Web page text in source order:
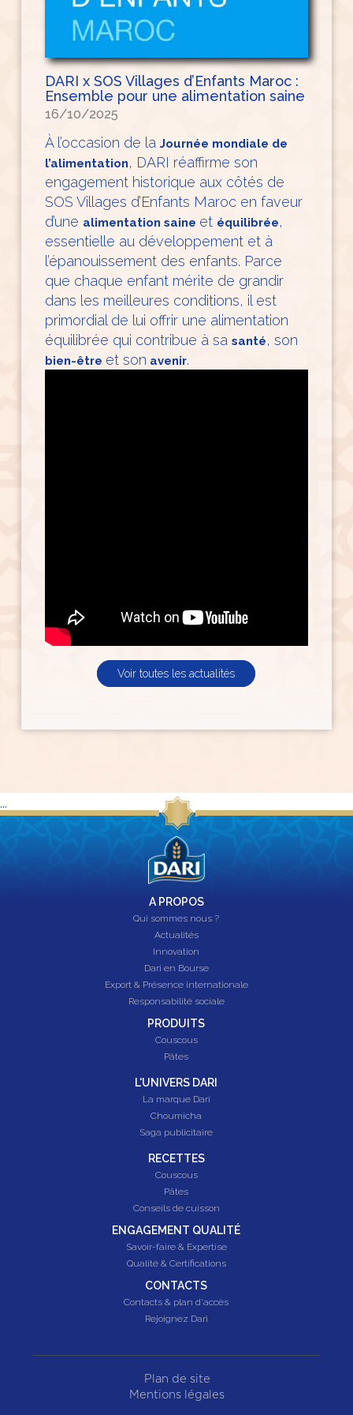
DARI x SOS Villages d’Enfants Maroc :
Ensemble pour une alimentation saine
16/10/2025
À l’occasion de la Journée mondiale de
l’alimentation, DARI réaffirme son
engagement historique aux côtés de
SOS Villages d’Enfants Maroc en faveur
d’une alimentation saine et équilibrée,
essentielle au développement et à
l’épanouissement des enfants. Parce
que chaque enfant mérite de grandir
dans les meilleures conditions, il est
primordial de lui offrir une alimentation
équilibrée qui contribue à sa santé, son
bien-être et son avenir.
Voir toutes les actualités
...
A PROPOS
Qui sommes nous ?
Actualités
Innovation
Dari en Bourse
Export & Présence internationale
Responsabilité sociale
PRODUITS
Couscous
Pâtes
L'UNIVERS DARI
La marque Dari
Choumicha
Saga publicitaire
CONTACTS
Contacts & plan d'accès
Rejoignez Dari
ENGAGEMENT QUALITÉ
Savoir-faire & Expertise
Qualité & Certifications
RECETTES
Couscous
Pâtes
Conseils de cuisson
Plan de site
Mentions légales